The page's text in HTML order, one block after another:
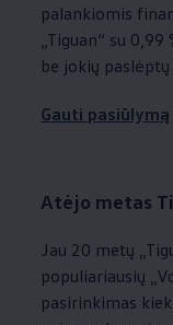
palankiomis
„Tiguan“ su
be jokių
Gauti pasiūlymą
Atėjo metas
Jau 20 metų
populiariausių „
pasirinkimas